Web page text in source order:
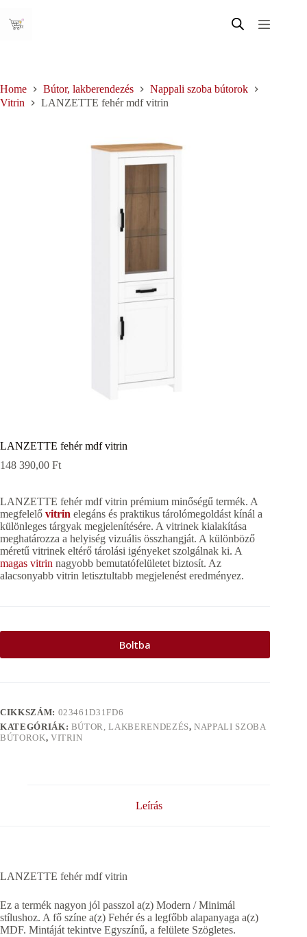
content
Home Bútor, lakberendezés
Nappali szoba bútorok
Vitrin
LANZETTE fehér mdf vitrin
LANZETTE fehér mdf vitrin
148 390,00 Ft
LANZETTE fehér mdf vitrin prémium minőségű termék. A
megfelelő vitrin elegáns és praktikus tárolómegoldást kínál a
különleges tárgyak megjelenítésére. A vitrinek kialakítása
meghatározza a helyiség vizuális összhangját. A különböző
méretű vitrinek eltérő tárolási igényeket szolgálnak ki. A
magas vitrin nagyobb bemutatófelületet biztosít. Az
alacsonyabb vitrin letisztultabb megjelenést eredményez.
Boltba
CIKKSZÁM: 023461D31FD6
KATEGÓRIÁK: BÚTOR, LAKBERENDEZÉS,NAPPALI SZOBA
BÚTOROK, VITRIN
Leírás
LANZETTE fehér mdf vitrin
Ez a termék nagyon jól passzol a(z) Modern / Minimál
stílushoz. A fő színe a(z) Fehér és a legfőbb alapanyaga a(z)
MDF. Mintáját tekintve Egyszínű, a felülete Szögletes.